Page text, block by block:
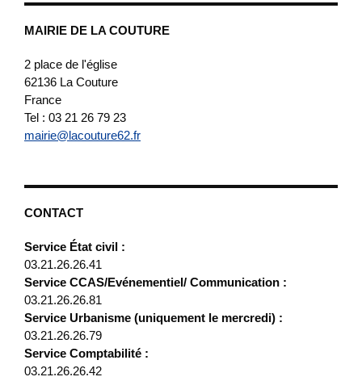
MAIRIE DE LA COUTURE
2 place de l'église
62136 La Couture
France
Tel : 03 21 26 79 23
mairie@lacouture62.fr
CONTACT
Service État civil :
03.21.26.26.41
Service CCAS/Evénementiel/ Communication :
03.21.26.26.81
Service Urbanisme (uniquement le mercredi) :
03.21.26.26.79
Service Comptabilité :
03.21.26.26.42